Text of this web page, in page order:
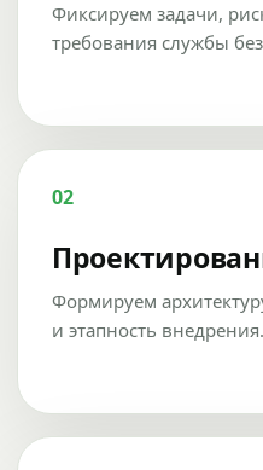
Фиксируем задачи,
требования службы
02
Формируем
и этапность внедрения.